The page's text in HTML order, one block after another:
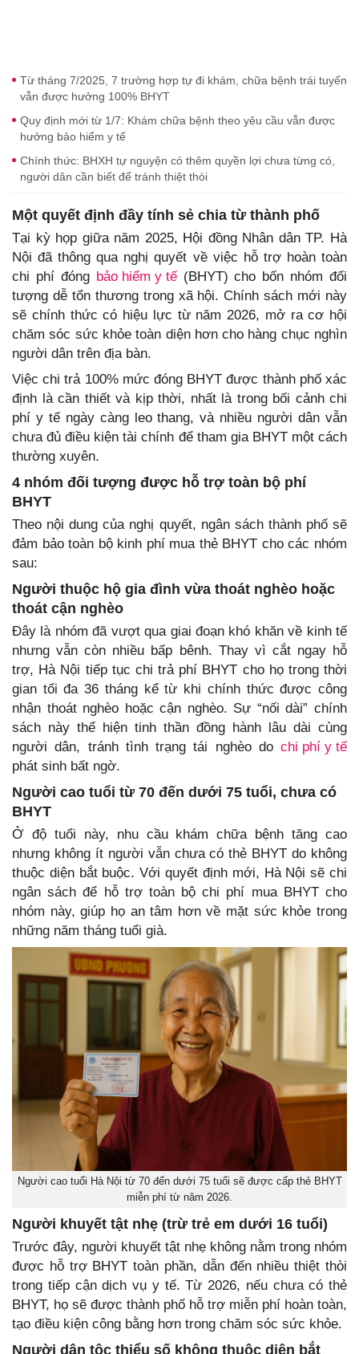
Từ tháng 7/2025, 7 trường hợp tự đi khám, chữa bệnh trái tuyến
vẫn được hưởng 100% BHYT
Quy định mới từ 1/7: Khám chữa bệnh theo yêu cầu vẫn được
hưởng bảo hiểm y tế
Chính thức: BHXH tự nguyện có thêm quyền lợi chưa từng có,
người dân cần biết để tránh thiệt thòi
Một quyết định đầy tính sẻ chia từ thành phố
Tại kỳ họp giữa năm 2025, Hội đồng Nhân dân TP. Hà
Nội đã thông qua nghị quyết về việc hỗ trợ hoàn toàn
chi phí đóng bảo hiểm y tế(BHYT) cho bốn nhóm đối
tượng dễ tổn thương trong xã hội. Chính sách mới này
sẽ chính thức có hiệu lực từ năm 2026, mở ra cơ hội
chăm sóc sức khỏe toàn diện hơn cho hàng chục nghìn
người dân trên địa bàn.
Việc chi trả 100% mức đóng BHYT được thành phố xác
định là cần thiết và kịp thời, nhất là trong bối cảnh chi
phí y tế ngày càng leo thang, và nhiều người dân vẫn
chưa đủ điều kiện tài chính để tham gia BHYT một cách
thường xuyên.
4 nhóm đối tượng được hỗ trợ toàn bộ phí
BHYT
Theo nội dung của nghị quyết, ngân sách thành phố sẽ
đảm bảo toàn bộ kinh phí mua thẻ BHYT cho các nhóm
sau:
Người thuộc hộ gia đình vừa thoát nghèo hoặc
thoát cận nghèo
Đây là nhóm đã vượt qua giai đoạn khó khăn về kinh tế
nhưng vẫn còn nhiều bấp bênh. Thay vì cắt ngay hỗ
trợ, Hà Nội tiếp tục chi trả phí BHYT cho họ trong thời
gian tối đa 36 tháng kể từ khi chính thức được công
nhận thoát nghèo hoặc cận nghèo. Sự “nối dài” chính
sách này thể hiện tinh thần đồng hành lâu dài cùng
người dân, tránh tình trạng tái nghèo do chi phí y tế
phát sinh bất ngờ.
Người cao tuổi từ 70 đến dưới 75 tuổi, chưa có
BHYT
Ở độ tuổi này, nhu cầu khám chữa bệnh tăng cao
nhưng không ít người vẫn chưa có thẻ BHYT do không
thuộc diện bắt buộc. Với quyết định mới, Hà Nội sẽ chi
ngân sách để hỗ trợ toàn bộ chi phí mua BHYT cho
nhóm này, giúp họ an tâm hơn về mặt sức khỏe trong
những năm tháng tuổi già.
Người cao tuổi Hà Nội từ 70 đến dưới 75 tuổi sẽ được cấp thẻ BHYT
miễn phí từ năm 2026.
Người khuyết tật nhẹ (trừ trẻ em dưới 16 tuổi)
Trước đây, người khuyết tật nhẹ không nằm trong nhóm
được hỗ trợ BHYT toàn phần, dẫn đến nhiều thiệt thòi
trong tiếp cận dịch vụ y tế. Từ 2026, nếu chưa có thẻ
BHYT, họ sẽ được thành phố hỗ trợ miễn phí hoàn toàn,
tạo điều kiện công bằng hơn trong chăm sóc sức khỏe.
Người dân tộc thiểu số không thuộc diện bắt